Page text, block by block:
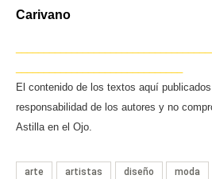
Carivano
El contenido de los textos aquí
responsabilidad de los autores y no
Astilla en el Ojo.
arte artistas diseño moda